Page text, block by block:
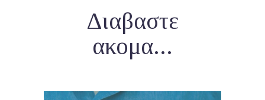
Διαβαστε
ακομα...